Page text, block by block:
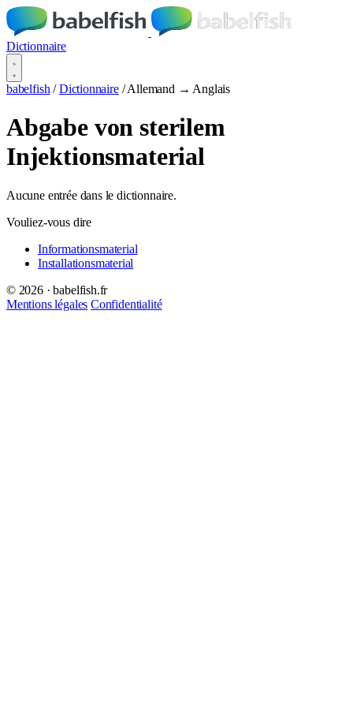
Dictionnaire
babelfish / Dictionnaire / Allemand → Anglais
Abgabe von sterilem
Injektionsmaterial
Aucune entrée dans le dictionnaire.
Vouliez-vous dire
Informationsmaterial
Installationsmaterial
© 2026 · babelfish.fr
Mentions légales Confidentialité